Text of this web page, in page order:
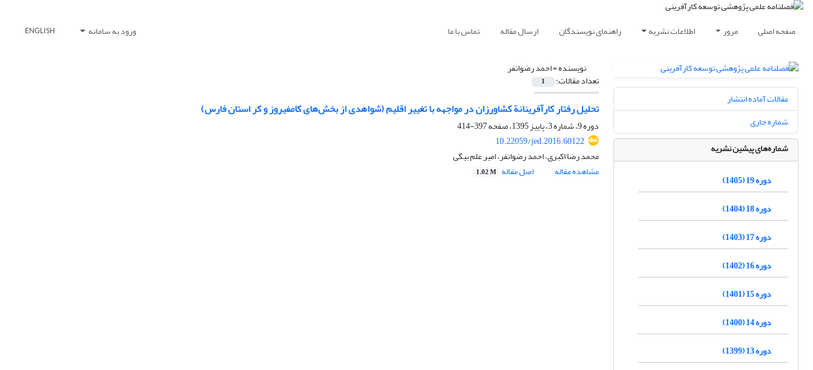
صفحه اصلی مرور اطلاعات نشریه راهنمای نویسندگان ارسال مقاله تماس با ما ورود به سامانه ENGLISH
نویسنده =احمد رضوانفر
تعداد مقالات: 1
تحلیل رفتار کارآفرینانة کشاورزان در مواجهه با تغییر اقلیم (شواهدی از بخش‌های کامفیروز و کر استان فارس)
دوره 9، شماره 3، پاییز 1395، صفحه
397-414
10.22059/jed.2016.60122
محمد رضا اکبری، احمد رضوانفر، امیر علم بیگی
مشاهده مقاله
اصل مقاله 1.02 M
مقالات آماده انتشار
شماره جاری
شماره‌های پیشین نشریه
دوره 19 (1405)
دوره 18 (1404)
دوره 17 (1403)
دوره 16 (1402)
دوره 15 (1401)
دوره 14 (1400)
دوره 13 (1399)